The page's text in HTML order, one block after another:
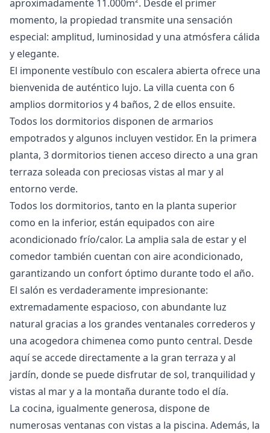
aproximadamente 11.000m². Desde el primer
momento, la propiedad transmite una sensación
especial: amplitud, luminosidad y una atmósfera cálida
y elegante.
El imponente vestíbulo con escalera abierta ofrece una
bienvenida de auténtico lujo. La villa cuenta con 6
amplios dormitorios y 4 baños, 2 de ellos ensuite.
Todos los dormitorios disponen de armarios
empotrados y algunos incluyen vestidor. En la primera
planta, 3 dormitorios tienen acceso directo a una gran
terraza soleada con preciosas vistas al mar y al
entorno verde.
Todos los dormitorios, tanto en la planta superior
como en la inferior, están equipados con aire
acondicionado frío/calor. La amplia sala de estar y el
comedor también cuentan con aire acondicionado,
garantizando un confort óptimo durante todo el año.
El salón es verdaderamente impresionante:
extremadamente espacioso, con abundante luz
natural gracias a los grandes ventanales correderos y
una acogedora chimenea como punto central. Desde
aquí se accede directamente a la gran terraza y al
jardín, donde se puede disfrutar de sol, tranquilidad y
vistas al mar y a la montaña durante todo el día.
La cocina, igualmente generosa, dispone de
numerosas ventanas con vistas a la piscina. Además, la